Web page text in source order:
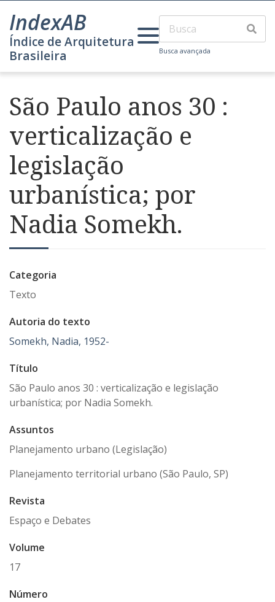
IndexAB
Índice de Arquitetura
Brasileira
Busca avançada
São Paulo anos 30 :
verticalização e
legislação
urbanística; por
Nadia Somekh.
Categoria
Texto
Autoria do texto
Somekh, Nadia, 1952-
Título
São Paulo anos 30 : verticalização e legislação
urbanística; por Nadia Somekh.
Assuntos
Planejamento urbano (Legislação)
Planejamento territorial urbano (São Paulo, SP)
Revista
Espaço e Debates
Volume
17
Número